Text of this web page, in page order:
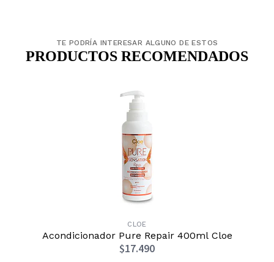
TE PODRÍA INTERESAR ALGUNO DE ESTOS
PRODUCTOS RECOMENDADOS
CLOE
Acondicionador Pure Repair 400ml Cloe
$17.490